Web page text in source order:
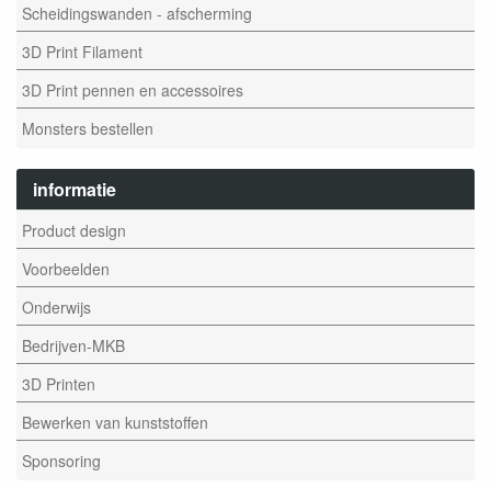
Scheidingswanden - afscherming
3D Print Filament
3D Print pennen en accessoires
Monsters bestellen
informatie
Product design
Voorbeelden
Onderwijs
Bedrijven-MKB
3D Printen
Bewerken van kunststoffen
Sponsoring